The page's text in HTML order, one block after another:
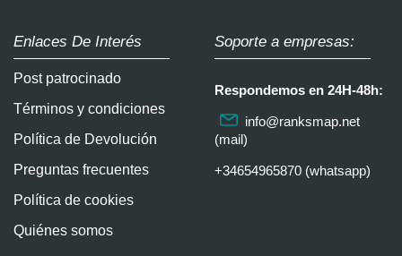
Enlaces De Interés
Post patrocinado
Términos y condiciones
Política de Devolución
Preguntas frecuentes
Política de cookies
Quiénes somos
Soporte a empresas:
Respondemos en 24H-48h:
info@ranksmap.net
(mail)
+34654965870 (whatsapp)